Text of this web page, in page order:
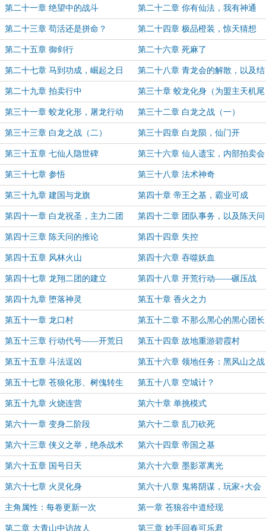
第二十一章 绝望中的战斗 第二十二章 你有仙法，我有神通
第二十三章 苟活还是拼命？ 第二十四章 极品橙装，惊天猜想
第二十五章 御剑行 第二十六章 死麻了
第二十七章 马到功成，崛起之日 第二十八章 青龙会的解散，以及结
算时间
第二十九章 拍卖行中 第三十章 蛟龙化身（为盟主天机尾
巴喵加更）
第三十一章 蛟龙化形，屠龙行动 第三十二章 白龙之战（一）
第三十三章 白龙之战（二） 第三十四章 白龙陨，仙门开
第三十五章 七仙人隐世碑 第三十六章 仙人遗宝，内部拍卖会
第三十七章 参悟 第三十八章 法术神奇
第三十九章 建国与龙旗 第四十章 帝王之基，霸业可成
第四十一章 白龙祝圣，主力二团 第四十二章 团队事务，以及陈天问
的疑问
第四十三章 陈天问的推论 第四十四章 失控
第四十五章 风林火山 第四十六章 吞噬妖血
第四十七章 龙翔二团的建立 第四十八章 开荒行动——碾压战
第四十九章 堕落神灵 第五十章 香火之力
第五十一章 龙口村 第五十二章 不那么黑心的黑心团长
第五十三章 行动代号——开荒日 第五十四章 故地重游碧霞村
第五十五章 斗法逞凶 第五十六章 领地任务：黑风山之战
第五十七章 苍狼化形、树傀转生 第五十八章 空城计？
第五十九章 火烧连营 第六十章 单挑模式
第六十一章 变身二阶段 第六十二章 乱刀砍死
第六十三章 侠义之举，绝杀战术 第六十四章 帝国之基
第六十五章 国号日天 第六十六章 墨影罩离光
第六十七章 火灵化身 第六十八章 鬼将阴谋，玩家+大会
（第五卷完）
主角属性：每卷更新一次 第一章 苍狼谷中道经现
第二章 大青山中访故人 第三章 妙手回春可乐君